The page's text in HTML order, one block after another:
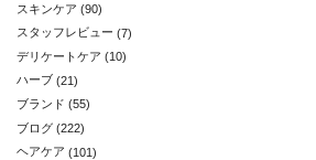
スキンケア (90)
スタッフレビュー (7)
デリケートケア (10)
ハーブ (21)
ブランド (55)
ブログ (222)
ヘアケア (101)